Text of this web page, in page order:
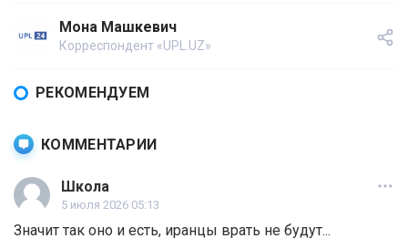
Мона Машкевич
Корреспондент «UPL.UZ»
РЕКОМЕНДУЕМ
КОММЕНТАРИИ
Школа
5 июля 2026 05:13
Значит так оно и есть, иранцы врать не будут...